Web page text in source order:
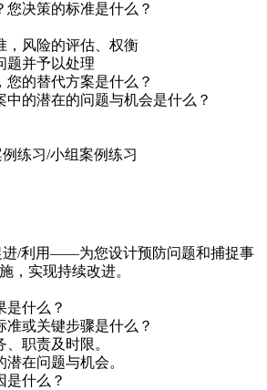
您决策的标准是什么？
，风险的评估、权衡
题并予以处理
您的替代方案是什么？
中的潜在的问题与机会是什么？
练习/小组案例练习
进/利用——为您设计预防问题和捕捉事
，实现持续改进。
是什么？
准或关键步骤是什么？
、职责及时限。
潜在问题与机会。
是什么？